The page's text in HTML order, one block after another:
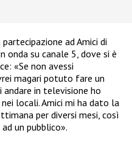
ad Amici di
onda su canale 5, dove si è
«Se non avessi
magari potuto fare un
andare in televisione ho
locali. Amici mi ha dato la
per diversi mesi, così
un pubblico».